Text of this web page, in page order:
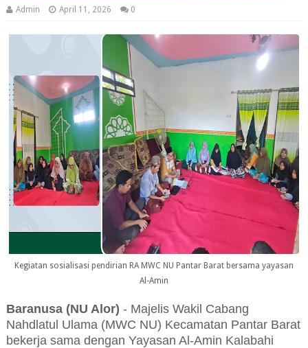
Admin April 11, 2026 0
Kegiatan sosialisasi pendirian RA MWC NU Pantar Barat bersama yayasan
Al-Amin
Baranusa (NU Alor) - Majelis Wakil Cabang
Nahdlatul Ulama (MWC NU) Kecamatan Pantar Barat
bekerja sama dengan Yayasan Al-Amin Kalabahi